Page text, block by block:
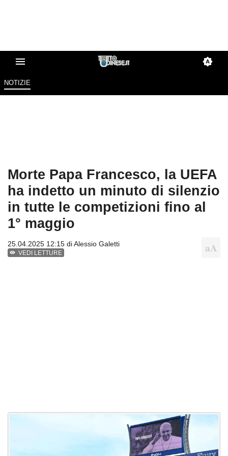
NOTIZIE
Morte Papa Francesco, la UEFA
ha indetto un minuto di silenzio
in tutte le competizioni fino al
1° maggio
25.04.2025 12:15 diAlessio Galetti
VEDI LETTURE